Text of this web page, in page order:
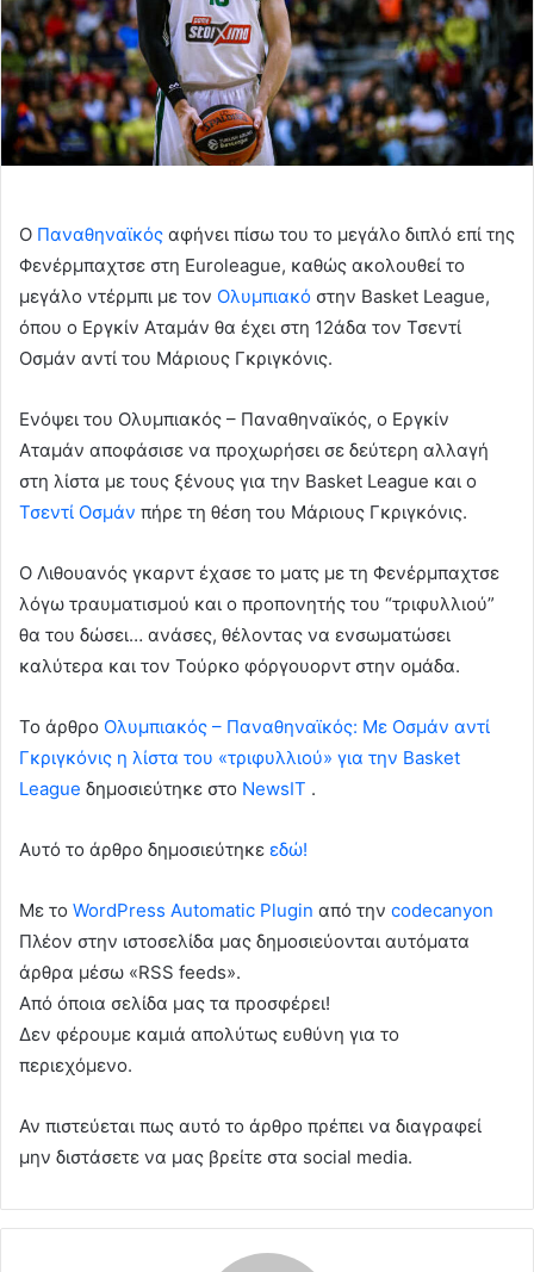
Ο Παναθηναϊκός αφήνει πίσω του το μεγάλο διπλό επί της
Φενέρμπαχτσε στη Euroleague, καθώς ακολουθεί το
μεγάλο ντέρμπι με τον Ολυμπιακό στην Basket League,
όπου ο Εργκίν Αταμάν θα έχει στη 12άδα τον Τσεντί
Οσμάν αντί του Μάριους Γκριγκόνις.
Ενόψει του Ολυμπιακός – Παναθηναϊκός, ο Εργκίν
Αταμάν αποφάσισε να προχωρήσει σε δεύτερη αλλαγή
στη λίστα με τους ξένους για την Basket League και ο
Τσεντί Οσμάν πήρε τη θέση του Μάριους Γκριγκόνις.
Ο Λιθουανός γκαρντ έχασε το ματς με τη Φενέρμπαχτσε
λόγω τραυματισμού και ο προπονητής του “τριφυλλιού”
θα του δώσει… ανάσες, θέλοντας να ενσωματώσει
καλύτερα και τον Τούρκο φόργουορντ στην ομάδα.
To άρθρο Ολυμπιακός – Παναθηναϊκός: Με Οσμάν αντί
Γκριγκόνις η λίστα του «τριφυλλιού» για την Basket
League δημοσιεύτηκε στο NewsIT .
Αυτό το άρθρο δημοσιεύτηκε εδώ!
Με το WordPress Automatic Plugin από την codecanyon
Πλέον στην ιστοσελίδα μας δημοσιεύονται αυτόματα
άρθρα μέσω «RSS feeds».
Από όποια σελίδα μας τα προσφέρει!
Δεν φέρουμε καμιά απολύτως ευθύνη για το
περιεχόμενο.
Αν πιστεύεται πως αυτό το άρθρο πρέπει να διαγραφεί
μην διστάσετε να μας βρείτε στα social media.